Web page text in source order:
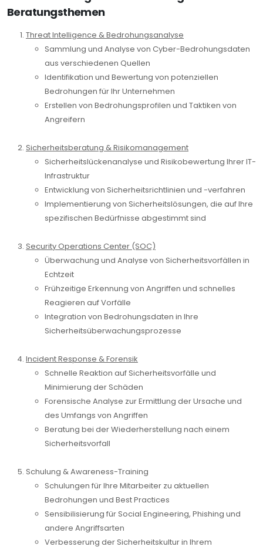
Beratungsthemen
Threat Intelligence & Bedrohungsanalyse
Sammlung und Analyse von Cyber-Bedrohungsdaten
aus verschiedenen Quellen
Identifikation und Bewertung von potenziellen
Bedrohungen für Ihr Unternehmen
Erstellen von Bedrohungsprofilen und Taktiken von
Angreifern
Sicherheitsberatung & Risikomanagement
Sicherheitslückenanalyse und Risikobewertung Ihrer IT-
Infrastruktur
Entwicklung von Sicherheitsrichtlinien und -verfahren
Implementierung von Sicherheitslösungen, die auf Ihre
spezifischen Bedürfnisse abgestimmt sind
Security Operations Center (SOC)
Überwachung und Analyse von Sicherheitsvorfällen in
Echtzeit
Frühzeitige Erkennung von Angriffen und schnelles
Reagieren auf Vorfälle
Integration von Bedrohungsdaten in Ihre
Sicherheitsüberwachungsprozesse
Incident Response & Forensik
Schnelle Reaktion auf Sicherheitsvorfälle und
Minimierung der Schäden
Forensische Analyse zur Ermittlung der Ursache und
des Umfangs von Angriffen
Beratung bei der Wiederherstellung nach einem
Sicherheitsvorfall
Schulung & Awareness-Training
Schulungen für Ihre Mitarbeiter zu aktuellen
Bedrohungen und Best Practices
Sensibilisierung für Social Engineering, Phishing und
andere Angriffsarten
Verbesserung der Sicherheitskultur in Ihrem